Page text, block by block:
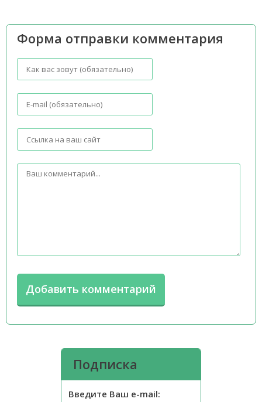
Форма отправки комментария
Подписка
Введите Ваш e-mail: